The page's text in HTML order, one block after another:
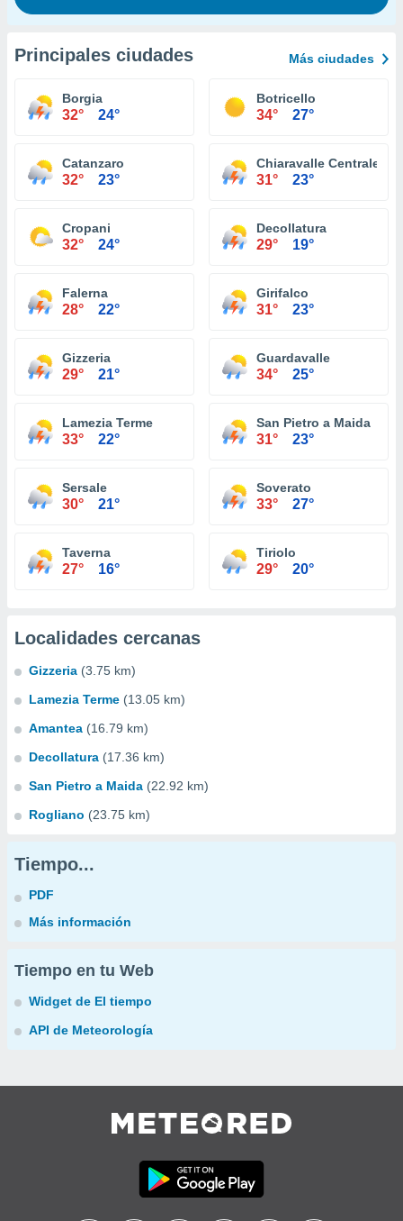
Principales ciudades Más ciudades
Borgia
32° 24°
Botricello
34° 27°
Catanzaro
32° 23°
Chiaravalle Centrale
31° 23°
Cropani
32° 24°
Decollatura
29° 19°
Falerna
28° 22°
Girifalco
31° 23°
Gizzeria
29° 21°
Guardavalle
34° 25°
Lamezia Terme
33° 22°
San Pietro a Maida
31° 23°
Sersale
30° 21°
Soverato
33° 27°
Taverna
27° 16°
Tiriolo
29° 20°
Localidades cercanas
Gizzeria (3.75 km)
Lamezia Terme (13.05 km)
Amantea (16.79 km)
Decollatura (17.36 km)
San Pietro a Maida (22.92 km)
Rogliano (23.75 km)
Tiempo...
PDF
Más información
Tiempo en tu Web
Widget de El tiempo
API de Meteorología